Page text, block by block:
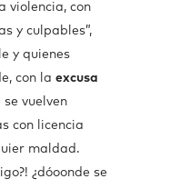
violencia, con
y culpables”,
y quienes
con la excusa
se vuelven
con licencia
maldad.
¿dóoonde se